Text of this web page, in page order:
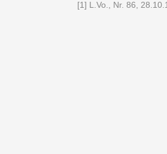
[1] L.Vo., Nr. 86,